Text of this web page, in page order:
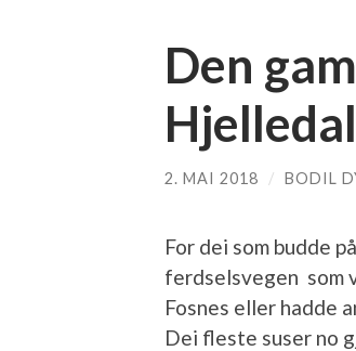
Den
2. MAI 2018 / BODIL
For dei som budde
ferdselsvegen som
Fosnes eller hadde
Dei fleste suser no